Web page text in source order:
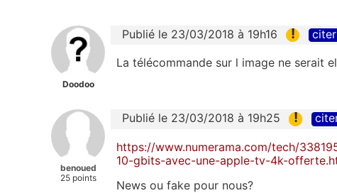
Doodoo
Publié le 23/03/2018 à 19h16 ! citer
La télécommande sur l image ne serait
benoued
25 points
Publié le 23/03/2018 à 19h25 !
https://www.numerama.com/tech/
10-gbits-avec-une-apple-tv-4k-
News ou fake pour nous?